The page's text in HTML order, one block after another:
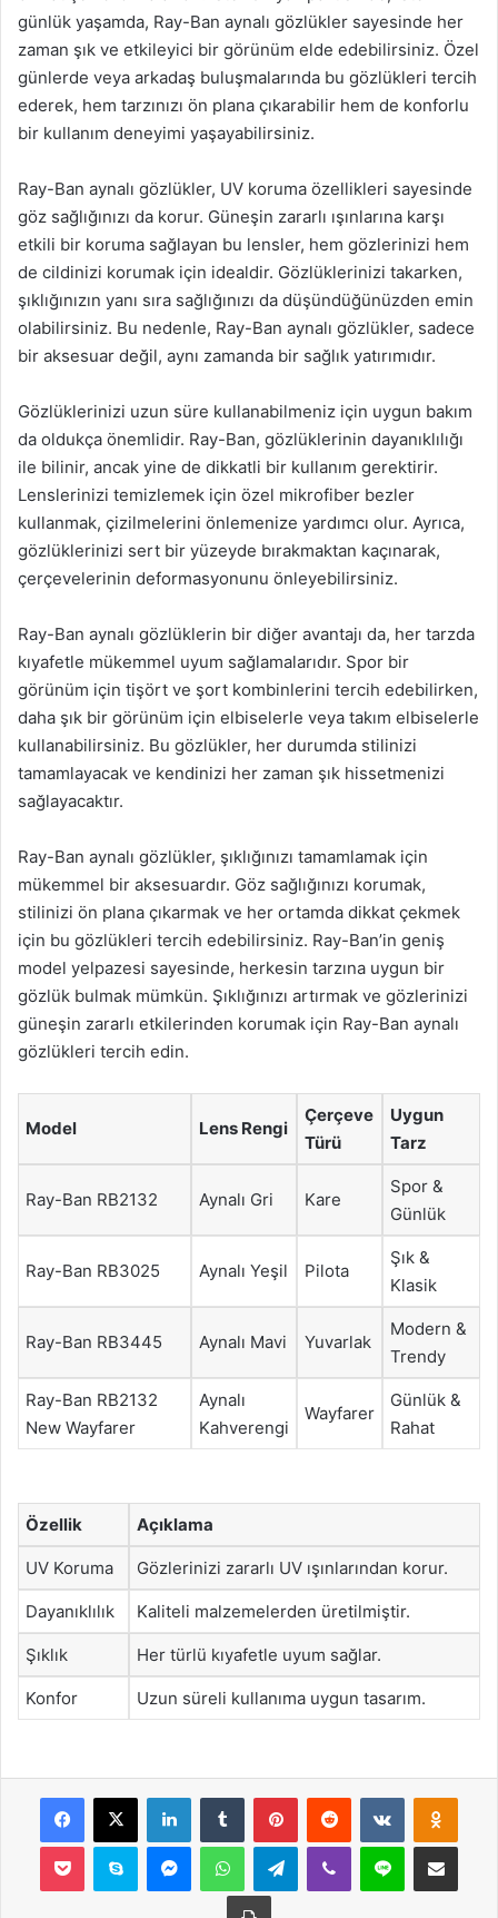
günlük yaşamda, Ray-Ban aynalı gözlükler sayesinde her
zaman şık ve etkileyici bir görünüm elde edebilirsiniz. Özel
günlerde veya arkadaş buluşmalarında bu gözlükleri tercih
ederek, hem tarzınızı ön plana çıkarabilir hem de konforlu
bir kullanım deneyimi yaşayabilirsiniz.
Ray-Ban aynalı gözlükler, UV koruma özellikleri sayesinde
göz sağlığınızı da korur. Güneşin zararlı ışınlarına karşı
etkili bir koruma sağlayan bu lensler, hem gözlerinizi hem
de cildinizi korumak için idealdir. Gözlüklerinizi takarken,
şıklığınızın yanı sıra sağlığınızı da düşündüğünüzden emin
olabilirsiniz. Bu nedenle, Ray-Ban aynalı gözlükler, sadece
bir aksesuar değil, aynı zamanda bir sağlık yatırımıdır.
Gözlüklerinizi uzun süre kullanabilmeniz için uygun bakım
da oldukça önemlidir. Ray-Ban, gözlüklerinin dayanıklılığı
ile bilinir, ancak yine de dikkatli bir kullanım gerektirir.
Lenslerinizi temizlemek için özel mikrofiber bezler
kullanmak, çizilmelerini önlemenize yardımcı olur. Ayrıca,
gözlüklerinizi sert bir yüzeyde bırakmaktan kaçınarak,
çerçevelerinin deformasyonunu önleyebilirsiniz.
Ray-Ban aynalı gözlüklerin bir diğer avantajı da, her tarzda
kıyafetle mükemmel uyum sağlamalarıdır. Spor bir
görünüm için tişört ve şort kombinlerini tercih edebilirken,
daha şık bir görünüm için elbiselerle veya takım elbiselerle
kullanabilirsiniz. Bu gözlükler, her durumda stilinizi
tamamlayacak ve kendinizi her zaman şık hissetmenizi
sağlayacaktır.
Ray-Ban aynalı gözlükler, şıklığınızı tamamlamak için
mükemmel bir aksesuardır. Göz sağlığınızı korumak,
stilinizi ön plana çıkarmak ve her ortamda dikkat çekmek
için bu gözlükleri tercih edebilirsiniz. Ray-Ban’in geniş
model yelpazesi sayesinde, herkesin tarzına uygun bir
gözlük bulmak mümkün. Şıklığınızı artırmak ve gözlerinizi
güneşin zararlı etkilerinden korumak için Ray-Ban aynalı
gözlükleri tercih edin.
Model Lens Rengi
Çerçeve
Türü
Uygun
Tarz
Ray-Ban RB2132 Aynalı Gri Kare
Spor &
Günlük
Ray-Ban RB3025 Aynalı Yeşil Pilota
Şık &
Klasik
Ray-Ban RB3445 Aynalı Mavi Yuvarlak
Modern &
Trendy
Ray-Ban RB2132
New Wayfarer
Aynalı
Kahverengi
Wayfarer
Günlük &
Rahat
Özellik Açıklama
UV Koruma Gözlerinizi zararlı UV ışınlarından korur.
Dayanıklılık Kaliteli malzemelerden üretilmiştir.
Şıklık Her türlü kıyafetle uyum sağlar.
Konfor Uzun süreli kullanıma uygun tasarım.
Facebook
X LinkedInTumblr PinterestReddit VKontakte
Pocket Skype MessengerWhatsAppTelegramViber Line E-Posta ile
Yazdır